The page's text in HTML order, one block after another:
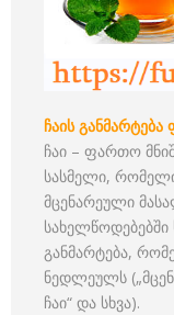
ჩაის
ჩაი – ფართო
სასმელი,
მცენარეული
სახელწოდებებში
განმარტება,
ნედლეულს
ჩაი“ და სხვა).